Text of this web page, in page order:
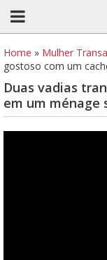
Home » Mulher
gostoso com um
Duas vadias
em um ménage